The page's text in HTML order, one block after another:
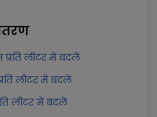
प्रति लीटर में बदलें
लीटर में बदलें
लीटर में बदलें